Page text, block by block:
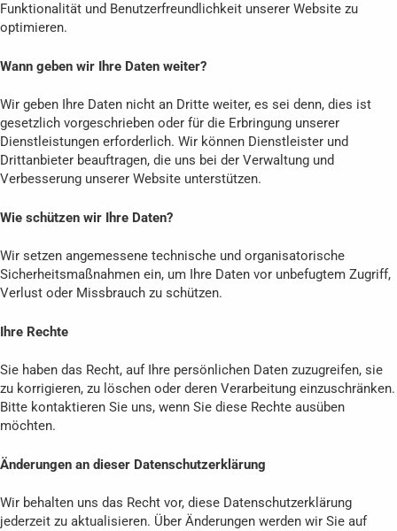
Funktionalität und Benutzerfreundlichkeit unserer Website zu
optimieren.
Wann geben wir Ihre Daten weiter?
Wir geben Ihre Daten nicht an Dritte weiter, es sei denn, dies ist
gesetzlich vorgeschrieben oder für die Erbringung unserer
Dienstleistungen erforderlich. Wir können Dienstleister und
Drittanbieter beauftragen, die uns bei der Verwaltung und
Verbesserung unserer Website unterstützen.
Wie schützen wir Ihre Daten?
Wir setzen angemessene technische und organisatorische
Sicherheitsmaßnahmen ein, um Ihre Daten vor unbefugtem Zugriff,
Verlust oder Missbrauch zu schützen.
Ihre Rechte
Sie haben das Recht, auf Ihre persönlichen Daten zuzugreifen, sie
zu korrigieren, zu löschen oder deren Verarbeitung einzuschränken.
Bitte kontaktieren Sie uns, wenn Sie diese Rechte ausüben
möchten.
Änderungen an dieser Datenschutzerklärung
Wir behalten uns das Recht vor, diese Datenschutzerklärung
jederzeit zu aktualisieren. Über Änderungen werden wir Sie auf